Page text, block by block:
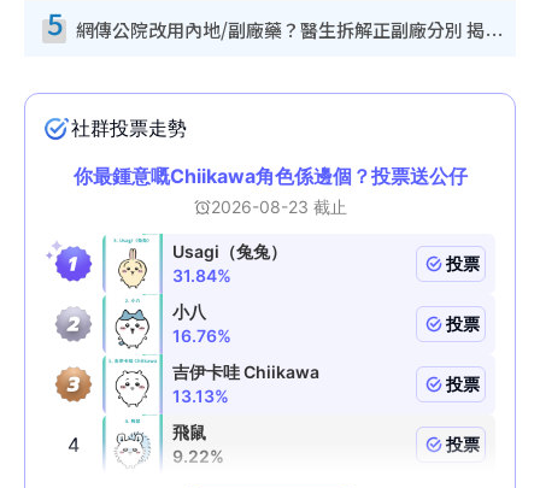
5 網傳公院改用內地/副廠藥？醫生拆解正副廠分別 揭4類人換藥隨時出事